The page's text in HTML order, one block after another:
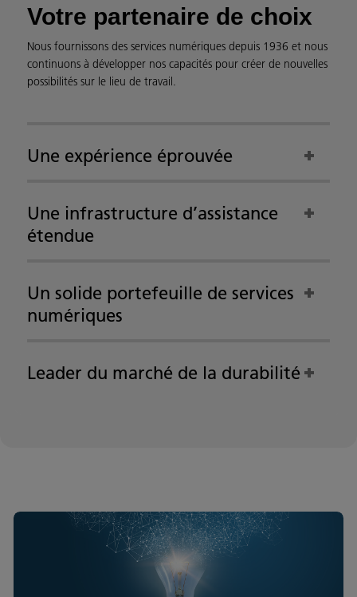
Votre partenaire de choix
Nous fournissons des services numériques depuis 1936 et nous
continuons à développer nos capacités pour créer de nouvelles
possibilités sur le lieu de travail.
Une expérience éprouvée
Une infrastructure d’assistance
étendue
Un solide portefeuille de services
numériques
Leader du marché de la durabilité